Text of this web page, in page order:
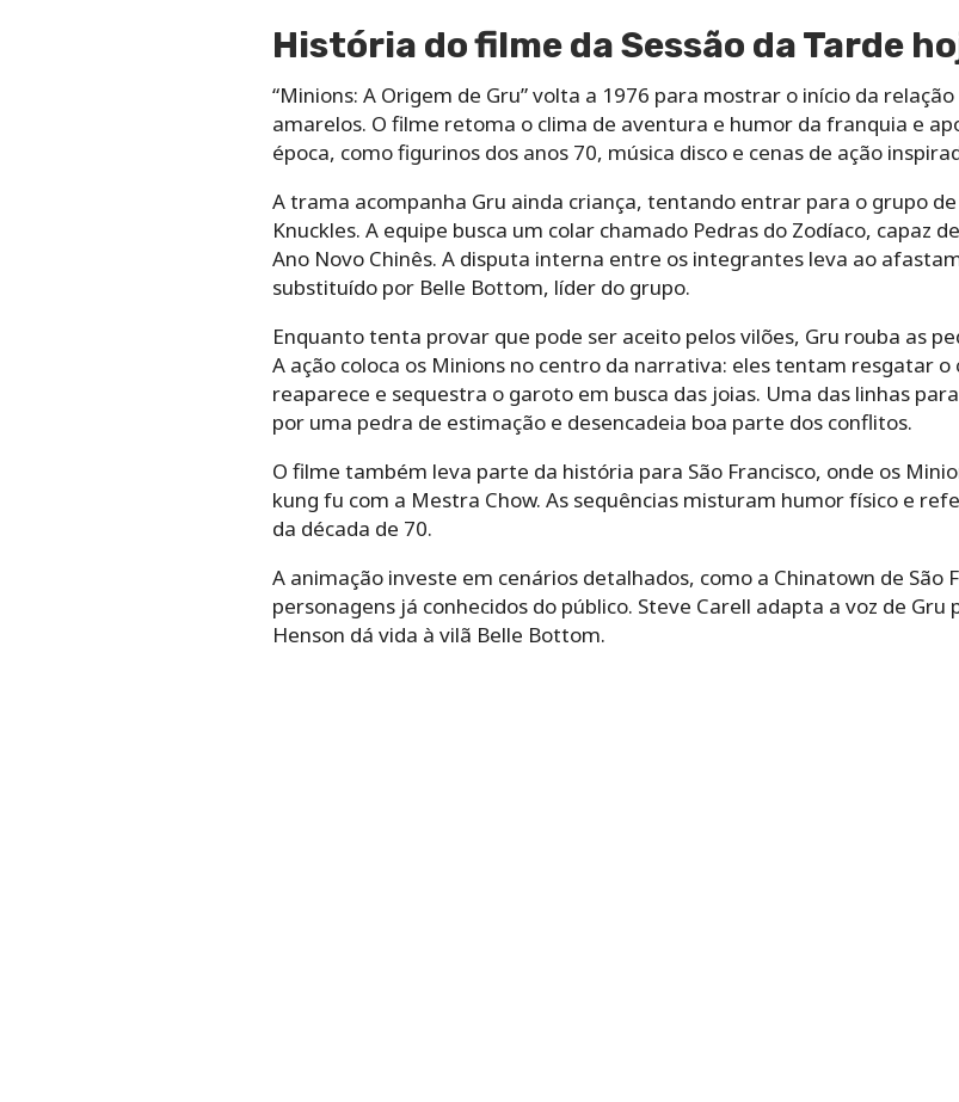
História do filme da Sessão da Tarde
“Minions: A Origem de Gru” volta a 1976 para mostrar o início da
amarelos. O filme retoma o clima de aventura e humor da franquia e
época, como figurinos dos anos 70, música disco e cenas de ação
A trama acompanha Gru ainda criança, tentando entrar para o grupo de
Knuckles. A equipe busca um colar chamado Pedras do Zodíaco, capaz
Ano Novo Chinês. A disputa interna entre os integrantes leva ao
substituído por Belle Bottom, líder do grupo.
Enquanto tenta provar que pode ser aceito pelos vilões, Gru rouba as
A ação coloca os Minions no centro da narrativa: eles tentam resgatar o
reaparece e sequestra o garoto em busca das joias. Uma das linhas
por uma pedra de estimação e desencadeia boa parte dos conflitos.
O filme também leva parte da história para São Francisco, onde os
kung fu com a Mestra Chow. As sequências misturam humor físico e
da década de 70.
A animação investe em cenários detalhados, como a Chinatown de São
personagens já conhecidos do público. Steve Carell adapta a voz de Gru
Henson dá vida à vilã Belle Bottom.